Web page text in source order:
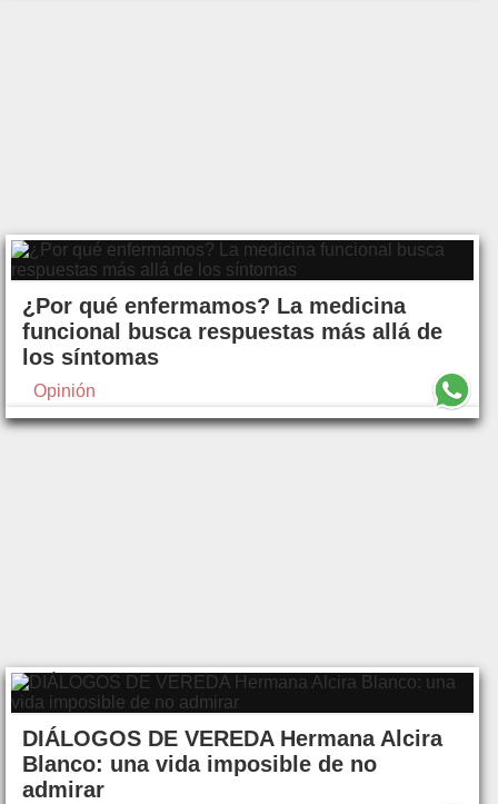
¿Por qué enfermamos? La medicina
funcional busca respuestas más allá de
los síntomas
Opinión
DIÁLOGOS DE VEREDA Hermana Alcira
Blanco: una vida imposible de no
admirar